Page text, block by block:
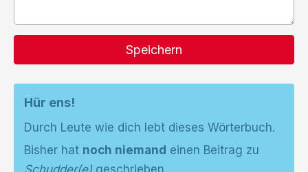
Speichern
Hür ens!
Durch Leute wie dich lebt dieses Wörterbuch.
Bisher hat noch niemand einen Beitrag zu
Schudder(e) geschrieben.